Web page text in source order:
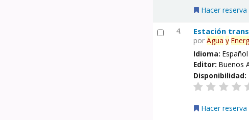
Hacer reserva
4. Estación
porAgua y
Idioma:Español
Editor:Buenos
Disponibilidad:
Hacer reserva